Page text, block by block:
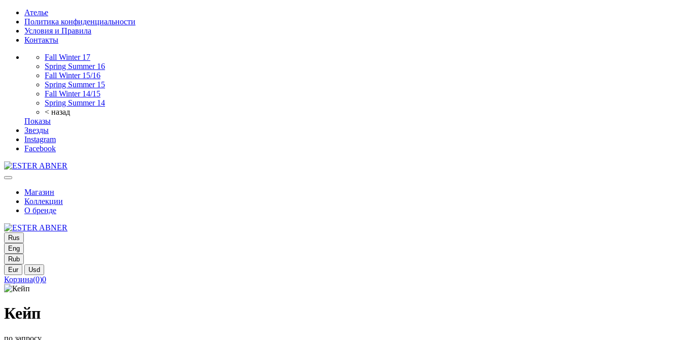
Ателье
Политика конфиденциальности
Условия и Правила
Контакты
Fall Winter 17
Spring Summer 16
Fall Winter 15/16
Spring Summer 15
Fall Winter 14/15
Spring Summer 14
< назад
Показы
Звезды
Instagram
Facebook
Магазин
Коллекции
О бренде
Rus
Eng
Rub
Eur
Usd
Корзина(0)0
Кейп
по запросу